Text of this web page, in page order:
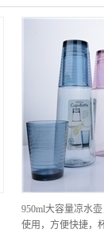
950ml大容量凉水
使用，方便快捷，